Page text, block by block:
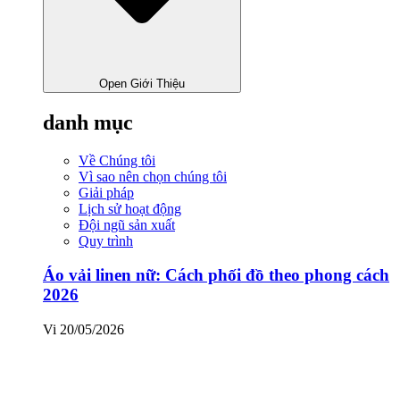
Open Giới Thiệu
danh mục
Về Chúng tôi
Vì sao nên chọn chúng tôi
Giải pháp
Lịch sử hoạt động
Đội ngũ sản xuất
Quy trình
Áo vải linen nữ: Cách phối đồ theo phong cách
2026
Vi 20/05/2026